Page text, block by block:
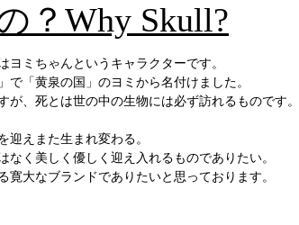
？Why Skull?
ヨミちゃんというキャラクターです。
で「黄泉の国」のヨミから名付けました。
が、死とは世の中の生物には必ず訪れるものです。
迎えまた生まれ変わる。
なく美しく優しく迎え入れるものでありたい。
寛大なブランドでありたいと思っております。